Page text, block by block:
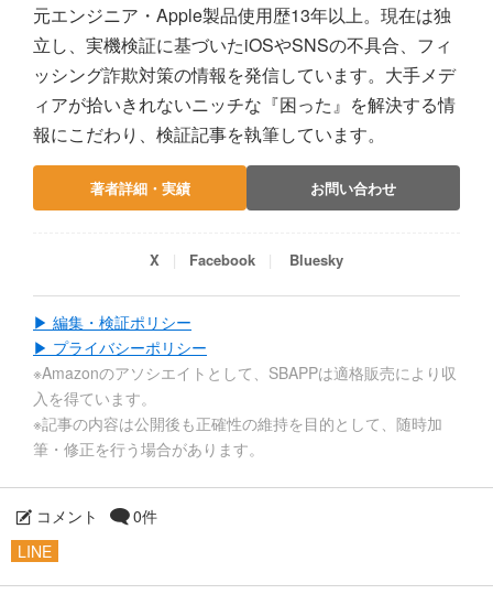
元エンジニア・Apple製品使用歴13年以上。現在は独
立し、実機検証に基づいたiOSやSNSの不具合、フィ
ッシング詐欺対策の情報を発信しています。大手メデ
ィアが拾いきれないニッチな『困った』を解決する情
報にこだわり、検証記事を執筆しています。
著者詳細・実績 お問い合わせ
X Facebook Bluesky
▶ 編集・検証ポリシー
▶ プライバシーポリシー
※Amazonのアソシエイトとして、SBAPPは適格販売により収
入を得ています。
※記事の内容は公開後も正確性の維持を目的として、随時加
筆・修正を行う場合があります。
コメント
0件
LINE